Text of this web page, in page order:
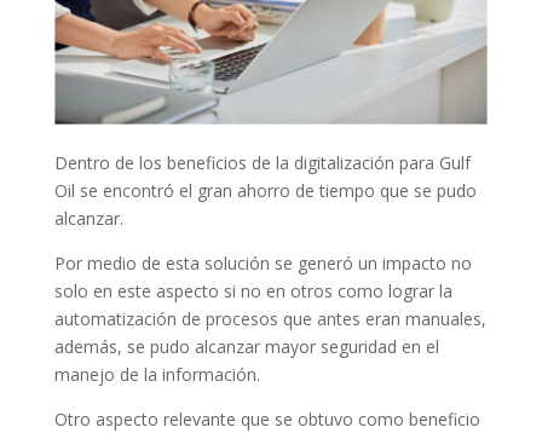
Dentro de los beneficios de la digitalización para Gulf
Oil se encontró el gran ahorro de tiempo que se pudo
alcanzar.
Por medio de esta solución se generó un impacto no
solo en este aspecto si no en otros como lograr la
automatización de procesos que antes eran manuales,
además, se pudo alcanzar mayor seguridad en el
manejo de la información.
Otro aspecto relevante que se obtuvo como beneficio